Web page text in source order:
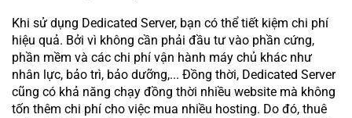
Khi sử dụng Dedicated Server, bạn có thể tiết kiệm chi phí
hiệu quả. Bởi vì không cần phải đầu tư vào phần cứng,
phần mềm và các chi phí vận hành máy chủ khác như
nhân lực, bảo trì, bảo dưỡng,... Đồng thời, Dedicated Server
cũng có khả năng chạy đồng thời nhiều website mà không
tốn thêm chi phí cho việc mua nhiều hosting. Do đó, thuê